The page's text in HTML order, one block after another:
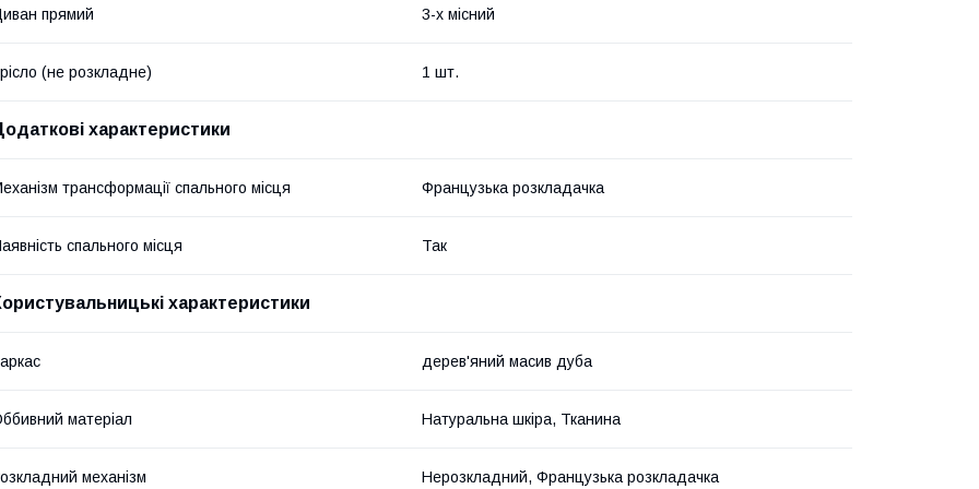
прямий 3-х місний
(не розкладне) 1 шт.
характеристики
трансформації спального місця Французька розкладачка
спального місця Так
характеристики
дерев'яний масив дуба
матеріал Натуральна шкіра, Тканина
механізм Нерозкладний, Французька розкладачка